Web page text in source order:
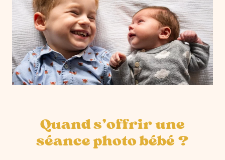
Quand s’offrir une
séance photo bébé ?